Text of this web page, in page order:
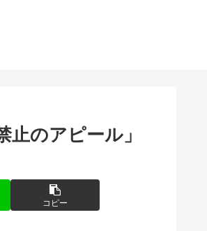
止のアピール」
コピー